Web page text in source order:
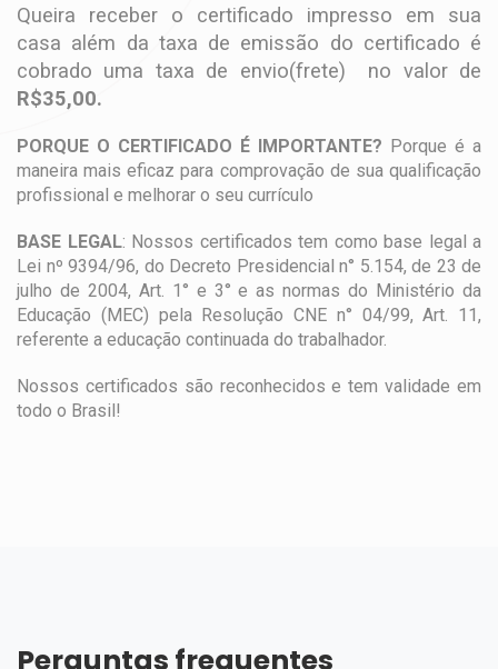
Queira receber o certificado impresso em sua
casa além da taxa de emissão do certificado é
cobrado uma taxa de envio(frete) no valor de
R$35,00.
PORQUE O CERTIFICADO É IMPORTANTE? Porque é a
maneira mais eficaz para comprovação de sua qualificação
profissional e melhorar o seu currículo
BASE LEGAL: Nossos certificados tem como base legal a
Lei nº 9394/96, do Decreto Presidencial n° 5.154, de 23 de
julho de 2004, Art. 1° e 3° e as normas do Ministério da
Educação (MEC) pela Resolução CNE n° 04/99, Art. 11,
referente a educação continuada do trabalhador.
Nossos certificados são reconhecidos e tem validade em
todo o Brasil!
Perguntas frequentes